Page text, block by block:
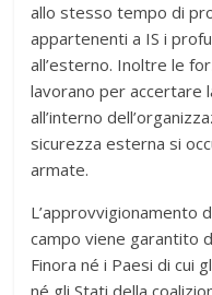
allo stesso tempo di
appartenenti a IS i
all’esterno. Inoltre le
lavorano per accertare
all’interno
sicurezza esterna si
armate.
L’approvvigionamento
campo viene garantito
Finora né i Paesi di cui